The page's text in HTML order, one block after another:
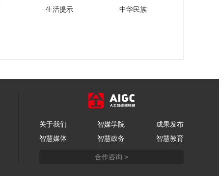
[中国中医药大会第三
季]巧思妙方焕古颜
00:04:54
[中国中医药大会第三
[中国中医药大会第三
生活提示 中华民族
关于我们 智媒学院
成果发布
智慧媒体
智慧政务 智慧教育
合作咨询 >